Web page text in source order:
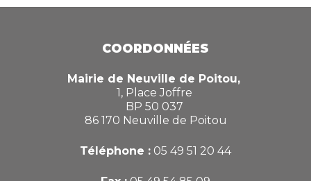
COORDONNÉES
Mairie de Neuville de Poitou,
1, Place Joffre
BP 50 037
86 170 Neuville de Poitou
Téléphone : 05 49 51 20 44